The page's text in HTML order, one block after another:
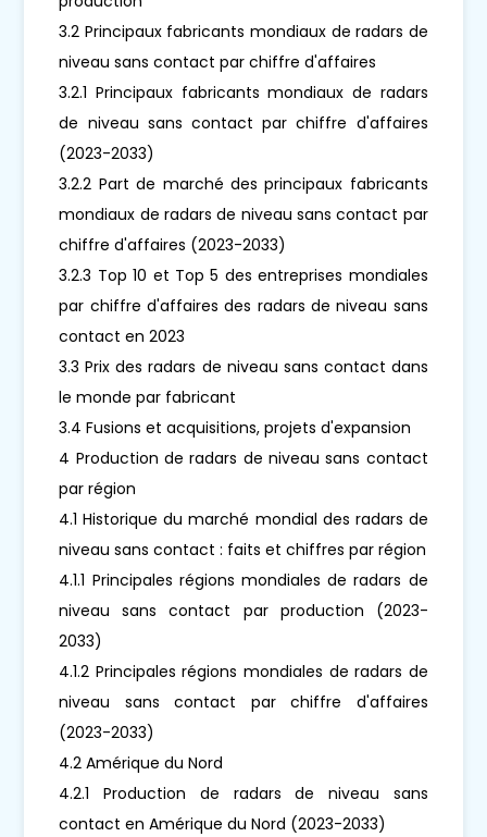
3.2 Principaux fabricants mondiaux de radars de
niveau sans contact par chiffre d'affaires
3.2.1 Principaux fabricants mondiaux de radars
de niveau sans contact par chiffre d'affaires
(2023-2033)
3.2.2 Part de marché des principaux fabricants
mondiaux de radars de niveau sans contact par
chiffre d'affaires (2023-2033)
3.2.3 Top 10 et Top 5 des entreprises mondiales
par chiffre d'affaires des radars de niveau sans
contact en 2023
3.3 Prix des radars de niveau sans contact dans
le monde par fabricant
3.4 Fusions et acquisitions, projets d'expansion
4 Production de radars de niveau sans contact
par région
4.1 Historique du marché mondial des radars de
niveau sans contact : faits et chiffres par région
4.1.1 Principales régions mondiales de radars de
niveau sans contact par production (2023-
2033)
4.1.2 Principales régions mondiales de radars de
niveau sans contact par chiffre d'affaires
(2023-2033)
4.2 Amérique du Nord
4.2.1 Production de radars de niveau sans
contact en Amérique du Nord (2023-2033)